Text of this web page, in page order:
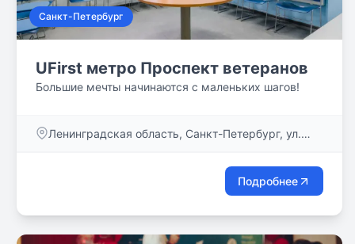
Санкт-Петербург
UFirst метро Проспект ветеранов
Большие мечты начинаются с маленьких шагов!
Ленинградская область, Санкт-Петербург, ул.
Подробнее